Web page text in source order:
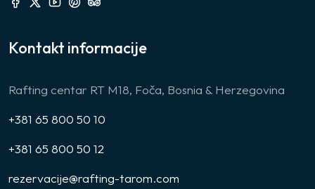
Kontakt informacije
Rafting centar RT M18, Foča, Bosnia & Herzegovina
+381 65 800 50 10
+381 65 800 50 12
rezervacije@rafting-tarom.com